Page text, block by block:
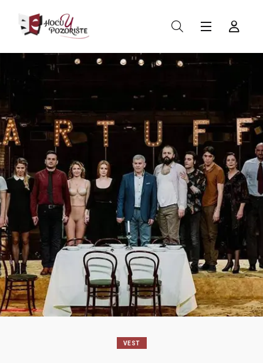
VEST